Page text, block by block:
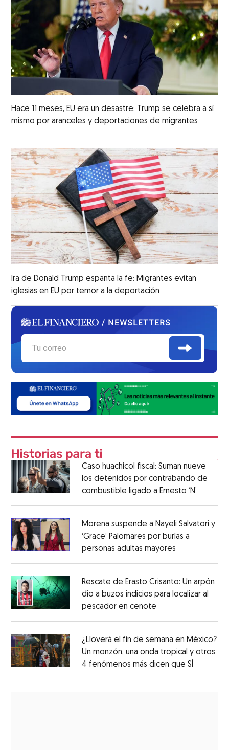
Hace 11 meses, EU era un desastre: Trump se celebra a sí
mismo por aranceles y deportaciones de migrantes
Ira de Donald Trump espanta la fe: Migrantes evitan
iglesias en EU por temor a la deportación
Caso huachicol fiscal: Suman nueve
los detenidos por contrabando de
combustible ligado a Ernesto ‘N’
Morena suspende a Nayeli Salvatori y
‘Grace’ Palomares por burlas a
personas adultas mayores
Rescate de Erasto Crisanto: Un arpón
dio a buzos indicios para localizar al
pescador en cenote
¿Lloverá el fin de semana en México?
Un monzón, una onda tropical y otros
4 fenómenos más dicen que SÍ